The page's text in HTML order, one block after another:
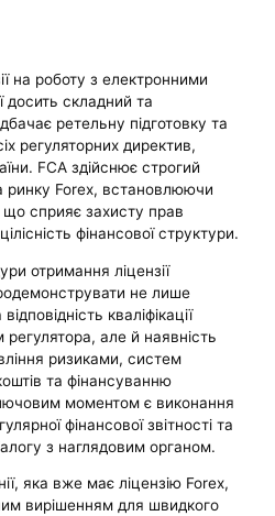
на роботу з електронними
досить складний та
ретельну підготовку та
регуляторних директив,
FCA здійснює строгий
ринку Forex, встановлюючи
що сприяє захисту прав
фінансової структури.
отримання ліцензії
не лише
кваліфікації
але й наявність
ризиками, систем
та фінансуванню
моментом є виконання
фінансової звітності та
з наглядовим органом.
яка вже має ліцензію Forex,
вирішенням для швидкого